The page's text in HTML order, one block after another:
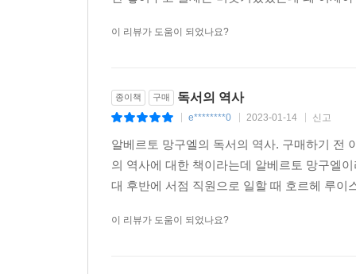
이 리뷰가 도움이 되었나요?
종이책 구매 독서의 역사
e********0 2023-01-14 신고
알베르토 망구엘의 독서의 역사. 구매하기 전
의 역사에 대한 책이라는데 알베르토 망구엘
대 후반에 서점 직원으로 일할 때 호르헤 루
이 리뷰가 도움이 되었나요?